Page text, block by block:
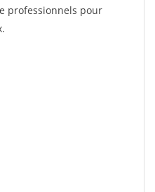
professionnels pour